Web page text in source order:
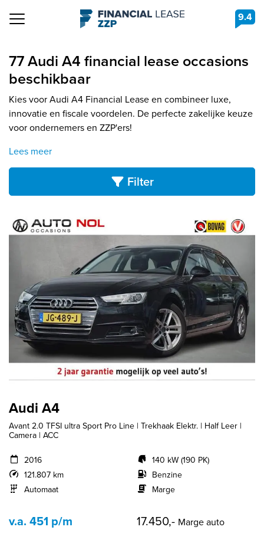
Navigation 9.4
77 Audi A4 financial lease occasions
beschikbaar
Kies voor Audi A4 Financial Lease en combineer luxe,
innovatie en fiscale voordelen. De perfecte zakelijke keuze
voor ondernemers en ZZP'ers!
Lees meer
Filter
Audi A4
Avant 2.0 TFSI ultra Sport Pro Line | Trekhaak Elektr. | Half Leer |
Camera | ACC
2016
121.807 km
Automaat
140 kW (190 PK)
Benzine
Marge
v.a. 451 p/m 17.450,- Marge auto